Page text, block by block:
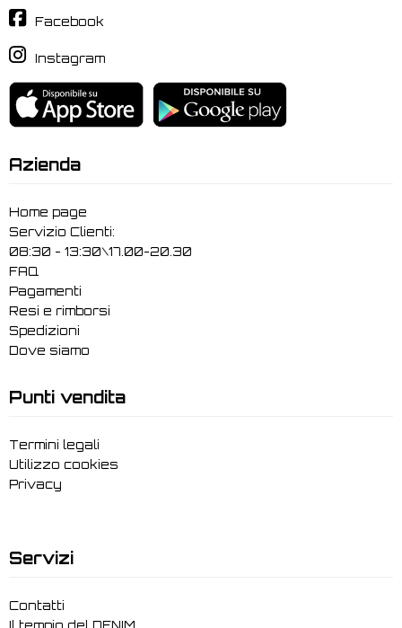
Facebook
Instagram
Azienda
Home page
Servizio Clienti:
08:30 - 13:30\17.00-20.30
FAQ
Pagamenti
Resi e rimborsi
Spedizioni
Dove siamo
Punti vendita
Termini legali
Utilizzo cookies
Privacy
Servizi
Contatti
Il tempio del DENIM